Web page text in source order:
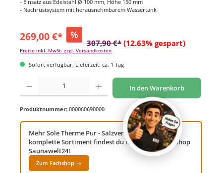
- Einsatz aus Edelstahl Ø 100 mm, Höhe 150 mm
- Nachrüstsystem mit herausnehmbarem Wassertank
269,00 €* %
307,90 €* (12.63% gespart)
Preise inkl. MwSt. zzgl. Versandkosten
Sofort verfügbar, Lieferzeit: ca. 1 Tag
Produkt Anzahl: Gib den gewünschten Wert ein oder benutze die Schaltflächen um
In den Warenkorb
Produktnummer: 000060690000
Mehr Sole Therme Pur - Salzverdampfer? Das
komplette Sortiment findest du in unserem Fachshop
Saunawelt24!
Zum Fachshop →